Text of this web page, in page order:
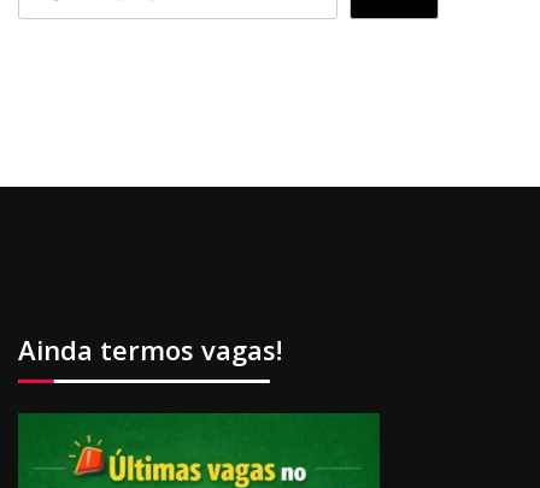
Ainda termos vagas!